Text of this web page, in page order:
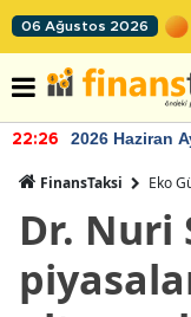
06 Ağustos 2026
22:26 2026 Haziran
FinansTaksi Eko
Dr. Nuri